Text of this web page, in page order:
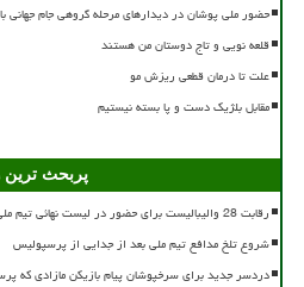
حضور ملی پوشان در دیدارهای مرحله گروهی جام
قلعه نویی و تاج دوستان من هستند
علت تا درمان قطعی ریزش مو
مقابل بلژیک دست و پا بسته نیستیم
پربحث ترین
رقابت 28 والیبالیست برای حضور در لیست نهائی تیم ملی
شروع تلخ مدافع تیم ملی بعد از جدایی از پرسپولیس
دردسر جدید برای سرخپوشان پیام بازیکن مازادی که